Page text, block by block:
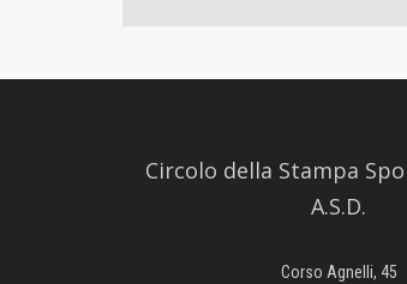
Circolo della Stampa
A.S.D.
Corso Agnelli, 45